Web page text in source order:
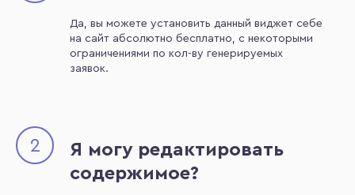
Да, вы можете установить данный виджет себе
на сайт абсолютно бесплатно, с некоторыми
ограничениями по кол-ву генерируемых
заявок.
2
Я могу редактировать
содержимое?